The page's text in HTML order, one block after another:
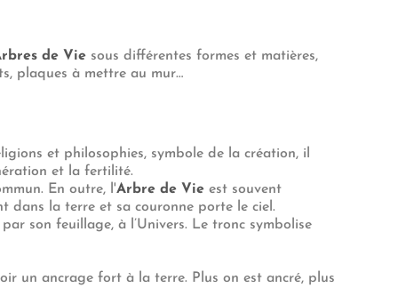
de Viesous différentes formes et matières,
plaques à mettre au mur…
et philosophies, symbole de la création, il
et la fertilité.
En outre, l'Arbre de Vieest souvent
dans la terre et sa couronne porte le ciel.
son feuillage, à l’Univers. Le tronc symbolise
un ancrage fort à la terre. Plus on est ancré, plus